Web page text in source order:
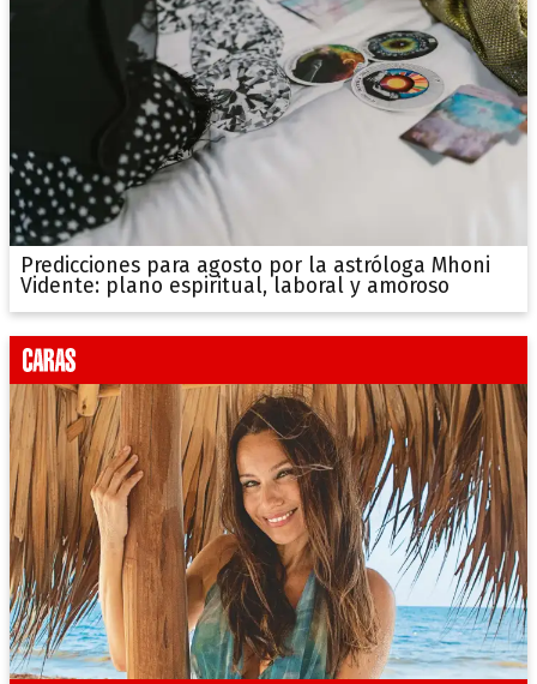
Predicciones para agosto por la astróloga Mhoni
Vidente: plano espiritual, laboral y amoroso